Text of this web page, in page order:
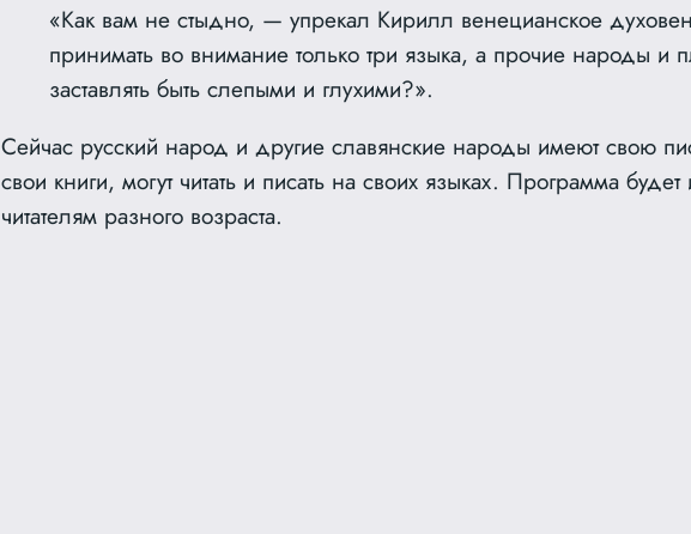
«Как вам не стыдно, — упрекал Кирилл венецианское
принимать во внимание только три языка, а прочие народы и
заставлять быть слепыми и глухими?».
Сейчас русский народ и другие славянские народы имеют свою
свои книги, могут читать и писать на своих языках. Программа будет
читателям разного возраста.